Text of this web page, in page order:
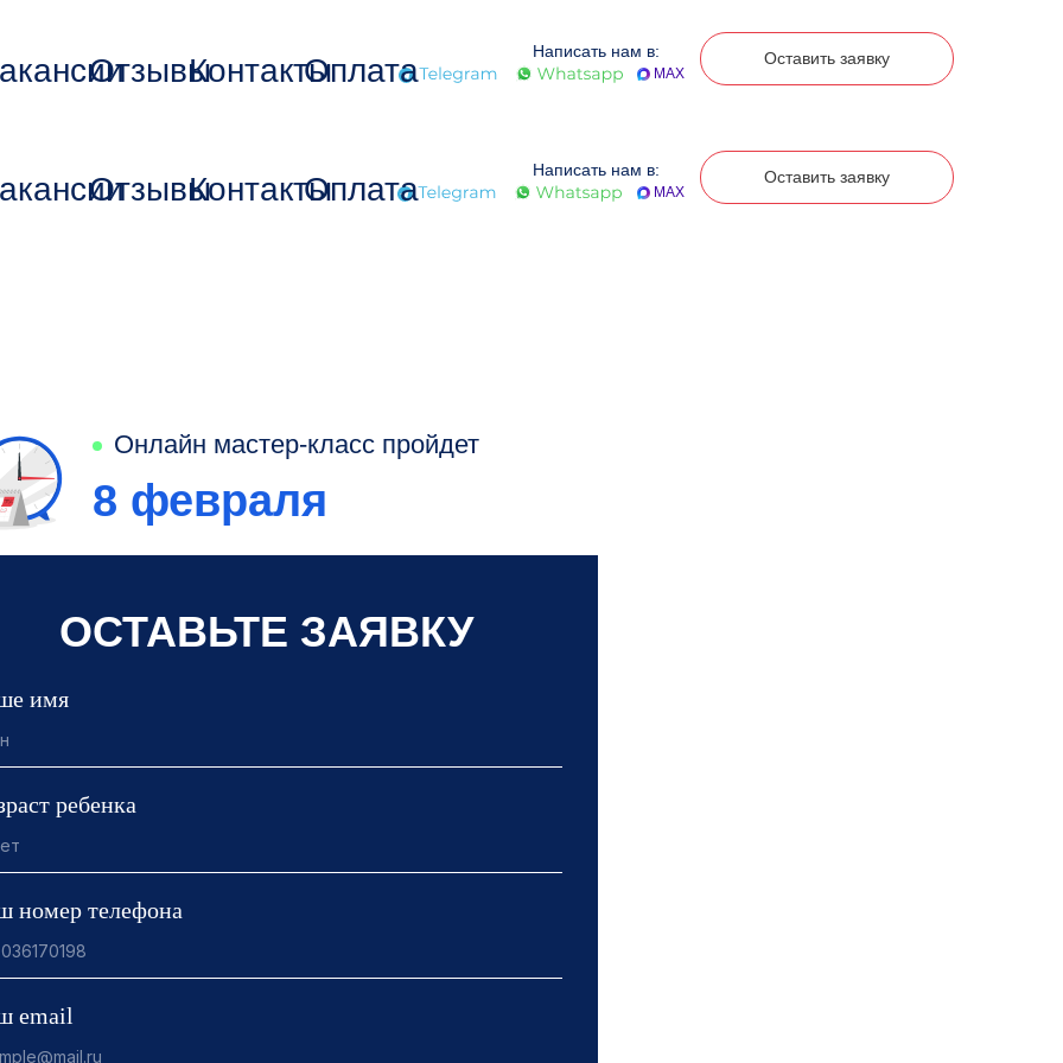
Написать нам в: Оставить заявку
ОтзывыКонтактыОплата MAX
Написать нам в: Оставить заявку
ОтзывыКонтактыОплата MAX
ОСТАВЬТЕ ЗАЯВКУ
имя
ребенка
номер телефона
email
Онлайн мастер-класс пройдет
8 февраля